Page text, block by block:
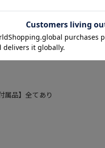
属品】全てあり